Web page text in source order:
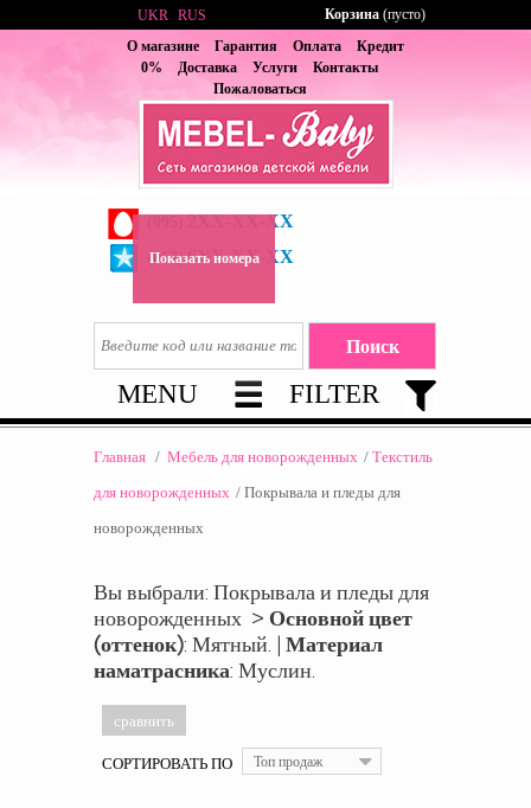
О магазине Гарантия Оплата
Кредит
0%
Доставка Услуги
Контакты
Пожаловаться
2XX-XX-XX
(067) 6XX-XX-XX
Показать номера
UKR RUS Корзина (пусто)
MENU FILTER
Главная / Мебель для новорожденных / Текстиль
для новорожденных / Покрывала и пледы для
новорожденных
Вы выбрали: Покрывала и пледы для
новорожденных > Основной цвет
(оттенок): Мятный. | Материал
наматрасника: Муслин.
СОРТИРОВАТЬ ПО Топ продаж